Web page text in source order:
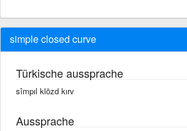
simple closed curve
Türkische aussprache
sîmpıl klōzd kırv
Aussprache